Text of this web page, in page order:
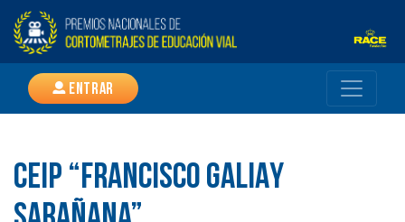
Entrar
CEIP “FRANCISCO GALIAY